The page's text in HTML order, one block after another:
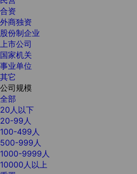
合资
外商独资
股份制企业
上市公司
国家机关
事业单位
其它
公司规模
全部
20人以下
20-99人
100-499人
500-999人
1000-9999人
10000人以上